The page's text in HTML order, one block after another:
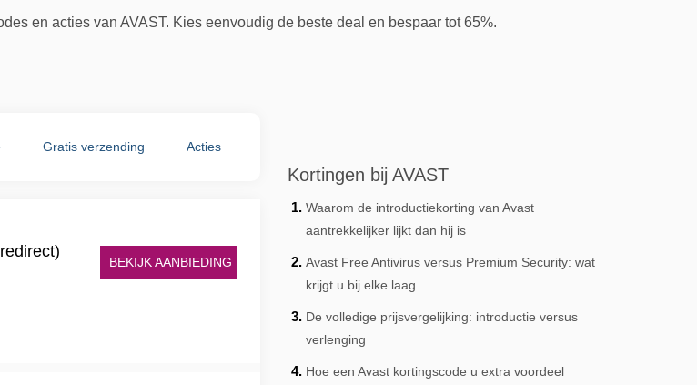
en acties van AVAST. Kies eenvoudig de beste deal en bespaar tot 65%.
Gratis verzending Acties
BEKIJK AANBIEDING
Kortingen bij AVAST
Waarom de introductiekorting van Avast
aantrekkelijker lijkt dan hij is
Avast Free Antivirus versus Premium Security: wat
krijgt u bij elke laag
De volledige prijsvergelijking: introductie versus
verlenging
Hoe een Avast kortingscode u extra voordeel